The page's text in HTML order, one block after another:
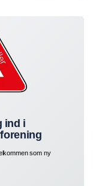
ind i
som ny